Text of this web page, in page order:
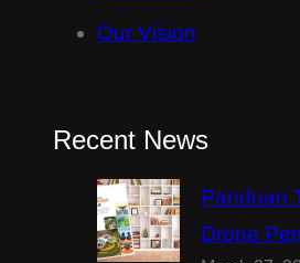
Our Vision
Recent News
Panduan
Drone